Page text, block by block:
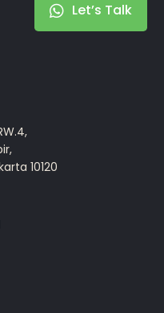
Let’s Talk
10120